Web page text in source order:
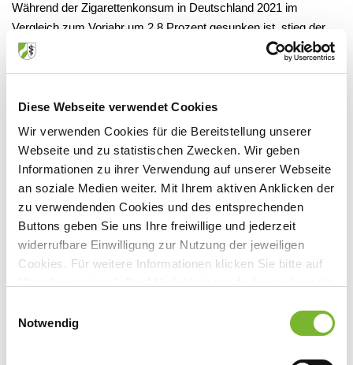
Diese Webseite verwendet Cookies
Wir verwenden Cookies für die Bereitstellung unserer
Webseite und zu statistischen Zwecken. Wir geben
Informationen zu ihrer Verwendung auf unserer Webseite
an soziale Medien weiter. Mit Ihrem aktiven Anklicken der
zu verwendenden Cookies und des entsprechenden
Buttons geben Sie uns Ihre freiwillige und jederzeit
widerrufbare Einwilligung zur Nutzung der jeweiligen
Cookies. Für weitere Informationen klicken Sie bitte auf
Datenschutzerklärung
Notwendig
Während der Zigarettenkonsum in Deutschland 2021 im
Vergleich zum Vorjahr um 2,8 Prozent gesunken ist, stieg der
Konsum von Wasserpfeifentabak im gleichen Jahr um 40
Zuwachs beim Wasserpfeifentabak ist der Popularität der
Shisha bei Jugendlichen und jungen Erwachsenen geschuldet.
Der Alkoholkonsum blieb zwar über dem Durchschnitt der
OECD-Länder. Doch im Vergleich zum Vorjahr und auch
langfristig seit 1970 ist dieser rückläufig. Das Jahrbuch Sucht
kann bestellt werden unter:
https://www.dhs.de/unsere-arbeit/dhs-jahrbuch-sucht
MST
Dazugehörige Dateien